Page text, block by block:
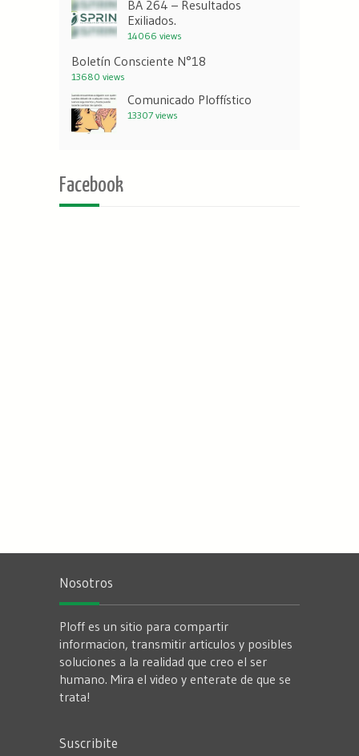
BA 264 – Resultados
Exiliados.
14066 views
Boletín Consciente N°18
13680 views
Comunicado Ploffístico
13307 views
Facebook
Nosotros
Ploff es un sitio para compartir
informacion, transmitir articulos y posibles
soluciones a la realidad que creo el ser
humano. Mira el video y enterate de que se
trata!
Suscribite